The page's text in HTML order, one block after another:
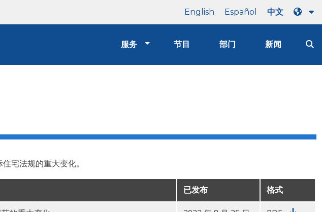
English Español 中文
服务 节目 部门 新闻
宅法规的重大变化。
已发布 格式